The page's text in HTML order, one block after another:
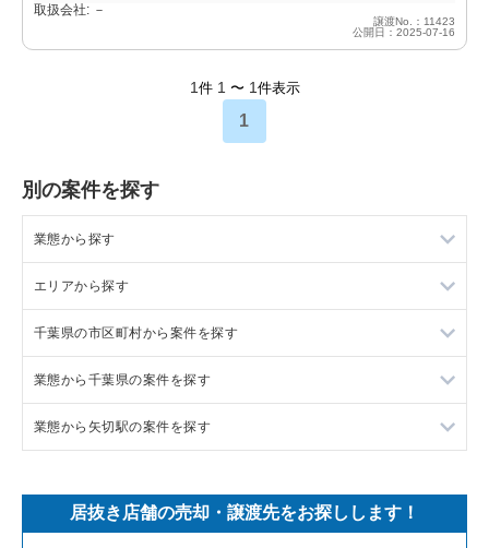
取扱会社: －
譲渡No.：11423
公開日：2025-07-16
1 件 1 〜 1 件表示
1
別の案件を探す
業態から探す
ラーメンの居抜き売却物件の案件一覧
フランス料理の居抜き売却物件の案件一覧
イタリア料理の居抜き売却物件の案件一覧
中華の居抜き売却物件の案件一覧
寿司の居抜き売却物件の案件一覧
エリアから探す
東京23区の飲食店の居抜き売却物件の案件一覧
東京都下の飲食店の居抜き売却物件の案件一覧
千葉県の飲食店の居抜き売却物件の案件一覧
神奈川県の飲食店の居抜き売却物件の案件一覧
千葉県の市区町村から案件を探す
船橋市の飲食店の居抜き売却物件の案件一覧
鎌ヶ谷市の飲食店の居抜き売却物件の案件一覧
浦安市の飲食店の居抜き売却物件の案件一覧
業態から千葉県の案件を探す
千葉県のラーメンの居抜き売却物件の案件一覧
千葉県のイタリア料理の居抜き売却物件の案件一覧
業態から矢切駅の案件を探す
居抜き店舗の売却・譲渡先をお探しします！